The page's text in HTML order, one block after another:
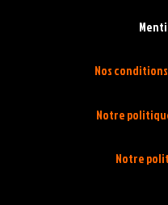
Nos
Notre
Notre